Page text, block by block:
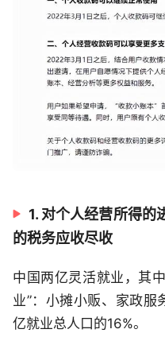
1. 对个人经营所得的
的税务应收尽收
中国两亿灵活就业，其
业”：小摊小贩、家政服
亿就业总人口的16%。